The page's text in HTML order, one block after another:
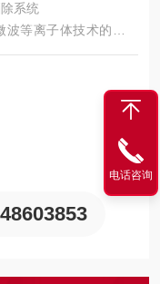
系统
等离子体技术的真空
空下稳定除电、非接触
电话咨询